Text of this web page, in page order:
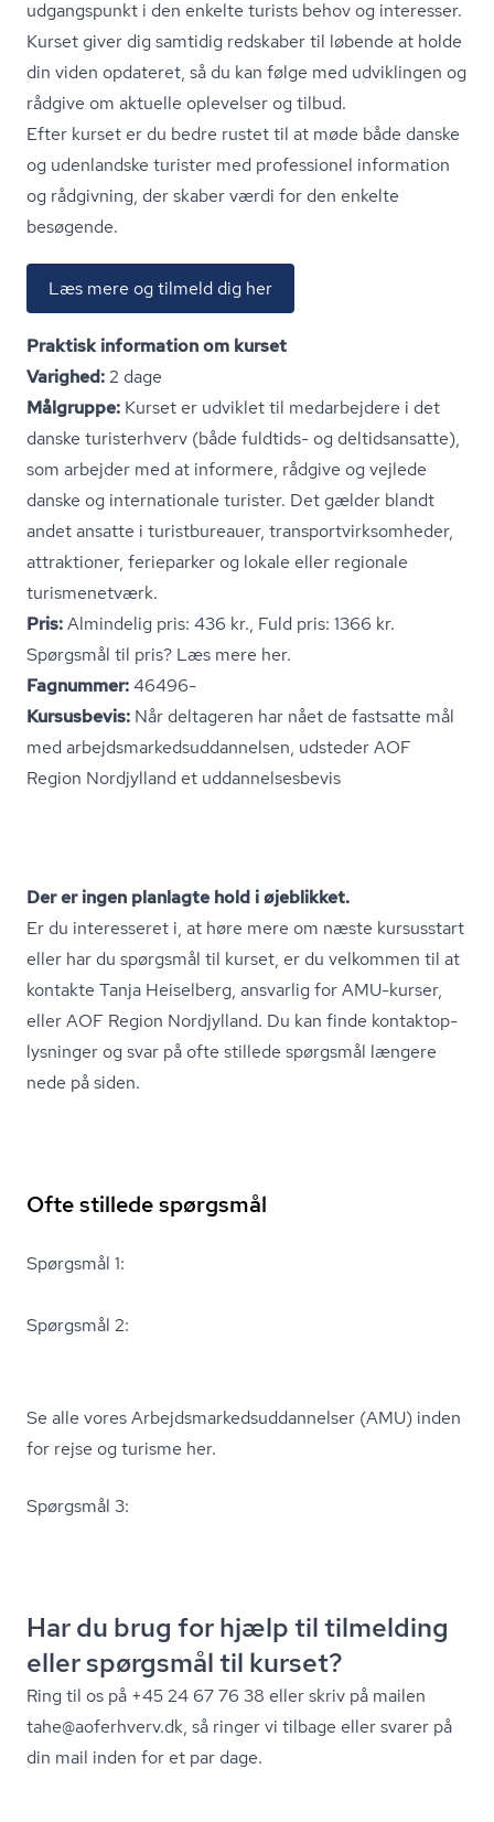
udgangspunkt i den enkelte turists behov og interesser.
Kurset giver dig samtidig redskaber til løbende at holde
din viden opdateret, så du kan følge med udviklingen og
rådgive om aktuelle oplevelser og tilbud.
Efter kurset er du bedre rustet til at møde både danske
og udenlandske turister med professionel information
og rådgivning, der skaber værdi for den enkelte
besøgende.
Læs mere og tilmeld dig her
Praktisk information om kurset
Varighed:2 dage
Målgruppe: Kurset er udviklet til medarbejdere i det
danske turisterhverv (både fuldtids- og deltidsansatte),
som arbejder med at informere, rådgive og vejlede
danske og internationale turister. Det gælder blandt
andet ansatte i turistbureauer, trans­portvirk­som­he­der,
attraktioner, ferieparker og lokale eller regionale
turismenetværk.
Pris:Almindelig pris: 436 kr., Fuld pris: 1366 kr.
Spørgsmål til pris? Læs mere her.
Fagnummer:46496-
Kursusbevis: Når deltageren har nået de fastsatte mål
med ar­bejds­mar­keds­ud­dan­nel­sen, udsteder AOF
Region Nordjylland et ud­dan­nel­ses­be­vis
Der er ingen planlagte hold i øjeblikket.
Er du interesseret i, at høre mere om næste kursusstart
eller har du spørgsmål til kurset, er du velkommen til at
kontakte Tanja Heiselberg, ansvarlig for AMU-kurser,
ellerAOF Region Nordjylland. Du kan finde kon­tak­top­
lys­nin­ger og svar på ofte stillede spørgsmål længere
nede på siden.
Ofte stillede spørgsmål
Spørgsmål 1:
Spørgsmål 2:
Se alle vores Ar­bejds­mar­keds­ud­dan­nel­ser (AMU) inden
for rejse og turisme her.
Spørgsmål 3:
Har du brug for hjælp til tilmelding
eller spørgsmål til kurset?
Ring til os på +45 24 67 76 38 eller skriv på mailen
tahe@aoferhverv.dk, så ringer vi tilbage eller svarer på
din mail inden for et par dage.